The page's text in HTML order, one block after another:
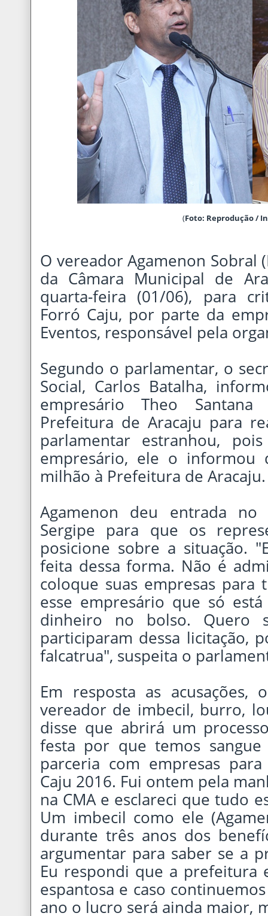
(Foto: Reprodução /
O vereador Agamenon Sobral
da Câmara Municipal de
quarta-feira (01/06), para
Forró Caju, por parte da
Eventos, responsável pela
Segundo o parlamentar, o
Social, Carlos Batalha,
empresário Theo
Prefeitura de Aracaju para
parlamentar estranhou,
empresário, ele o informou
milhão à Prefeitura de Aracaju.
Agamenon deu entrada
Sergipe para que os
posicione sobre a situação.
feita dessa forma. Não é
coloque suas empresas para
esse empresário que só
dinheiro no bolso. Quero
participaram dessa licitação,
falcatrua", suspeita o
Em resposta as acusações,
vereador de imbecil, burro,
disse que abrirá um
festa por que temos
parceria com empresas
Caju 2016. Fui ontem pela
na CMA e esclareci que tudo
Um imbecil como ele
durante três anos dos
argumentar para saber se a
Eu respondi que a prefeitura
espantosa e caso
ano o lucro será ainda maior,